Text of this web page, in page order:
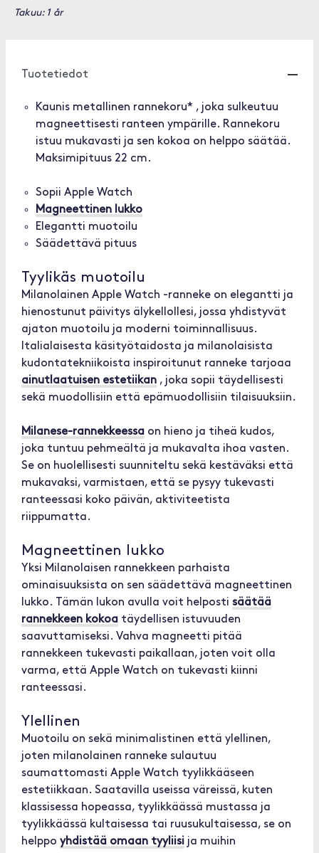
Takuu: 1 år
Tuotetiedot
Kaunis metallinen rannekoru* , joka sulkeutuu
magneettisesti ranteen ympärille. Rannekoru
istuu mukavasti ja sen kokoa on helppo säätää.
Maksimipituus 22 cm.
Sopii Apple Watch
Magneettinen lukko
Elegantti muotoilu
Säädettävä pituus
Tyylikäs muotoilu
Milanolainen Apple Watch -ranneke on elegantti ja
hienostunut päivitys älykellollesi, jossa yhdistyvät
ajaton muotoilu ja moderni toiminnallisuus.
Italialaisesta käsityötaidosta ja milanolaisista
kudontatekniikoista inspiroitunut ranneke tarjoaa
ainutlaatuisen estetiikan , joka sopii täydellisesti
sekä muodollisiin että epämuodollisiin tilaisuuksiin.
Milanese-rannekkeessa on hieno ja tiheä kudos,
joka tuntuu pehmeältä ja mukavalta ihoa vasten.
Se on huolellisesti suunniteltu sekä kestäväksi että
mukavaksi, varmistaen, että se pysyy tukevasti
ranteessasi koko päivän, aktiviteetista
riippumatta.
Magneettinen lukko
Yksi Milanolaisen rannekkeen parhaista
ominaisuuksista on sen säädettävä magneettinen
lukko. Tämän lukon avulla voit helposti säätää
rannekkeen kokoa täydellisen istuvuuden
saavuttamiseksi. Vahva magneetti pitää
rannekkeen tukevasti paikallaan, joten voit olla
varma, että Apple Watch on tukevasti kiinni
ranteessasi.
Ylellinen
Muotoilu on sekä minimalistinen että ylellinen,
joten milanolainen ranneke sulautuu
saumattomasti Apple Watch tyylikkääseen
estetiikkaan. Saatavilla useissa väreissä, kuten
klassisessa hopeassa, tyylikkäässä mustassa ja
tyylikkäässä kultaisessa tai ruusukultaisessa, se on
helppo yhdistää omaan tyyliisi ja muihin